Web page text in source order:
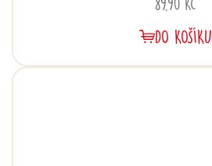
DO KOŠÍKU